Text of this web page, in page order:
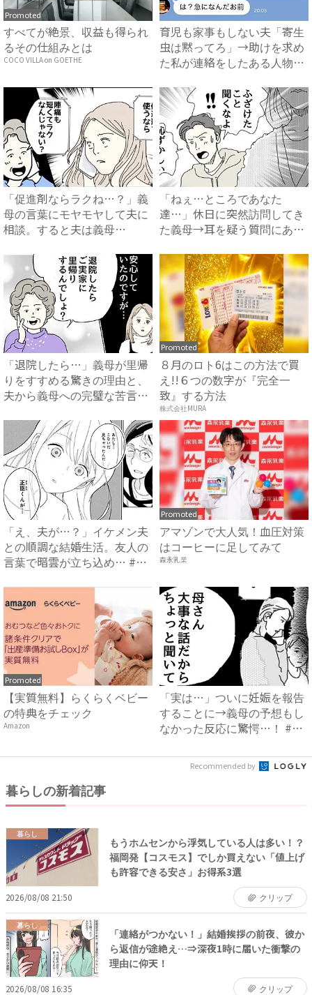
Promoted
すべてが絶景、収益も得られ
るその仕組みとは
COCO VILLA on GOETHE
育児も家事もしない夫「寄生
虫は黙ってろ」→助けを求め
た私が連絡をしたある人物と
「促進剤ならラクね…？」義
母の言葉にモヤモヤして夫に
相談。すると夫は義母
「ねぇ…ところであなた
達…」休日に突然訪問してき
た義母→耳を疑う質問にあ
「退院したら…」義母が里帰
りをすすめる驚きの理由と、
夫から義母への完璧な苦言
Promoted
８月のロト6はこの方法で買
え!!６つの数字が『完全一
致』する方法
株式会社MURA
「え、夫が…？」イケメン夫
との順調な結婚生活。友人の
言葉で暗雲が立ち込め… #
Promoted
アマゾンで大人気！血圧対策
はコーヒーに足してみて
森永乳業
Promoted
【実質無料】らくらくベビー
の特典をチェック
Amazon
「実は…」ついに妊娠を報告
することに→義母の予想もし
なかった反応に驚愕…！ #
Recommended by
暮らしの新着記事
暮らし
もうホムセンから浮気している人は多い！？
福岡発【コスモス】でしか買えない「値上げ
も許容できる安さ」お得系3選
2026/08/08 21:50 クリップ
暮らし
「連絡がつかない！」結婚挨拶の前夜、彼か
ら返信が途絶え…⇒深夜1時に届いた衝撃の
理由に仰天！
2026/08/08 16:35 クリップ